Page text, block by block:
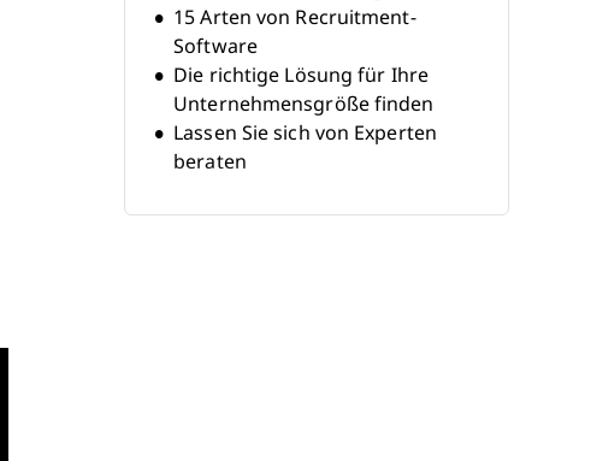
15 Arten von Recruitment-
Software
Die richtige Lösung für Ihre
Unternehmensgröße finden
Lassen Sie sich von Experten
beraten